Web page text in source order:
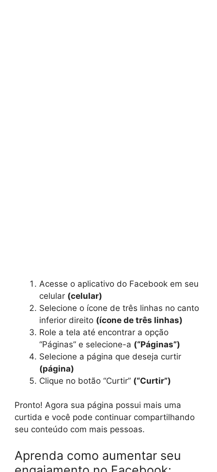
Acesse o aplicativo do Facebook em seu
celular (celular)
Selecione o ícone de três linhas no canto
inferior direito (ícone de três linhas)
Role a tela até encontrar a opção
“Páginas” e selecione-a (“Páginas”)
Selecione a página que deseja curtir
(página)
Clique no botão “Curtir” (“Curtir”)
Pronto! Agora sua página possui mais uma
curtida e você pode continuar compartilhando
seu conteúdo com mais pessoas.
Aprenda como aumentar seu